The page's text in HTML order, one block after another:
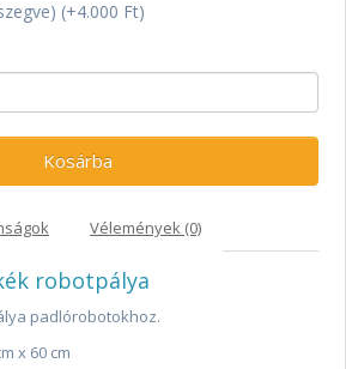
(+4.000 Ft)
Kosárba
Vélemények (0)
robotpálya
padlórobotokhoz.
x 60 cm